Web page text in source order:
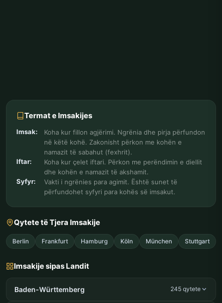
Termat e Imsakijes
Imsak:
Koha kur fillon agjërimi. Ngrënia dhe pirja përfundon
në këtë kohë. Zakonisht përkon me kohën e
namazit të sabahut (fexhrit).
Iftar:
Koha kur çelet iftari. Përkon me perëndimin e diellit
dhe kohën e namazit të akshamit.
Syfyr:
Vakti i ngrënies para agimit. Është sunet të
përfundohet syfyri para kohës së imsakut.
Qytete të Tjera Imsakije
Berlin Frankfurt Hamburg Köln München Stuttgart
Imsakije sipas Landit
Baden-Württemberg 245 qytete